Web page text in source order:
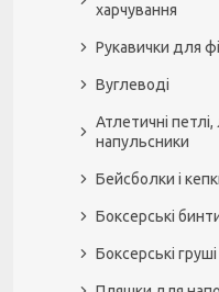
харчування
Рукавички для
Вуглеводі
Атлетичні
напульсники
Бейсболки і
Боксерські
Боксерські